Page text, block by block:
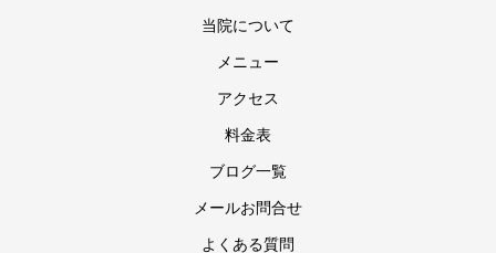
当院について
メニュー
アクセス
料金表
ブログ一覧
メールお問合せ
よくある質問